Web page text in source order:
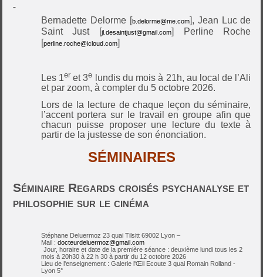
Bernadette Delorme [b.delorme@me.com], Jean Luc de
Saint Just [jl.desaintjust@gmail.com] Perline Roche
[perline.roche@icloud.com]
Les 1er et 3e lundis du mois à 21h, au local de l’Ali
et par zoom, à compter du 5 octobre 2026.
Lors de la lecture de chaque leçon du séminaire,
l’accent portera sur le travail en groupe afin que
chacun puisse proposer une lecture du texte à
partir de la justesse de son énonciation.
SÉMINAIRES
Séminaire Regards croisés psychanalyse et
philosophie sur le cinéma
Stéphane Deluermoz 23 quai Tilsitt 69002 Lyon –
Mail : docteurdeluermoz@gmail.com
Jour, horaire et date de la première séance : deuxième lundi tous les 2
mois à 20h30 à 22 h 30 à partir du 12 octobre 2026
Lieu de l'enseignement : Galerie l'Œil Ecoute 3 quai Romain Rolland -
Lyon 5°